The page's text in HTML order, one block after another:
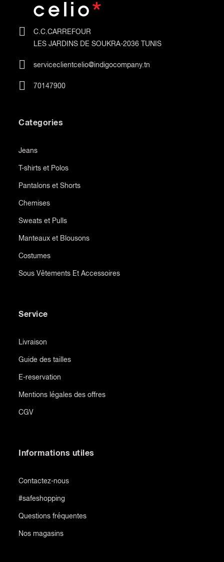
C.C.CARREFOUR
LES JARDINS DE SOUKRA-2036 TUNIS
serviceclientcelio@indigocompany.tn
70147900
Categories
Jeans
T-shirts et Polos
Pantalons et Shorts
Chemises
Sweats et Pulls
Manteaux et Blousons
Costumes
Sous Vêtements Et Accessoires
Service
Livraison
Guide des tailles
E-reservation
Mentions légales des offres
CGV
Informations utiles
Contactez-nous
#safeshopping
Questions fréquentes
Nos magasins